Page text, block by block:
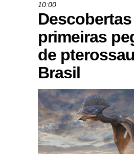
10:00
primeiras
de
Brasil